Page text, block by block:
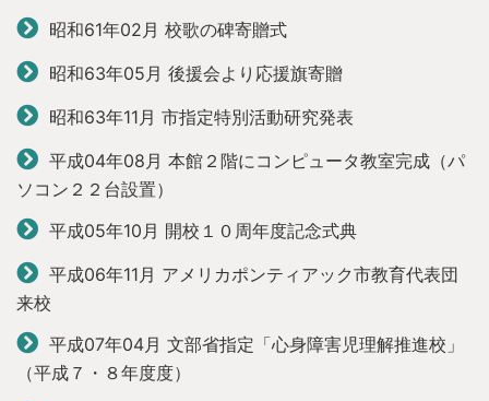
昭和61年02月 校歌の碑寄贈式
昭和63年05月 後援会より応援旗寄贈
昭和63年11月 市指定特別活動研究発表
平成04年08月 本館２階にコンピュータ教室完成（パ
ソコン２２台設置）
平成05年10月 開校１０周年度記念式典
平成06年11月 アメリカポンティアック市教育代表団
来校
平成07年04月 文部省指定「心身障害児理解推進校」
（平成７・８年度度）